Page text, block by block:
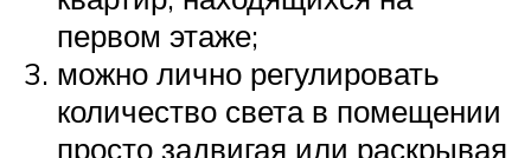
первом этаже;
можно лично регулировать
количество света в помещении
просто задвигая или раскрывая